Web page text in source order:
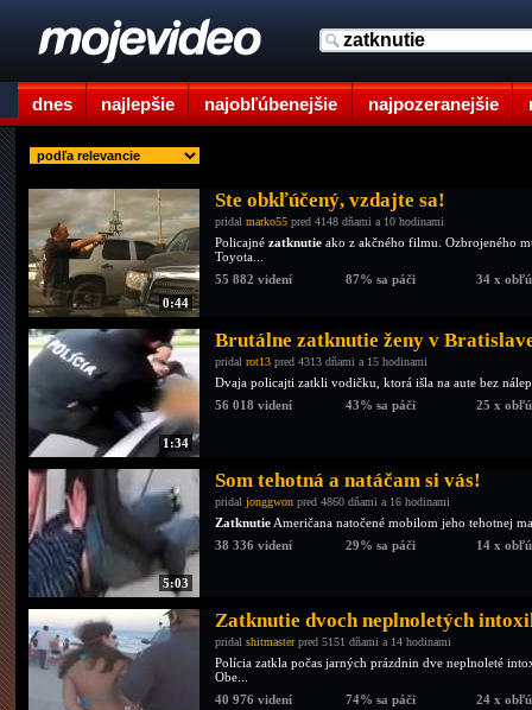
dnes najlepšie najobľúbenejšie najpozeranejšie
0:44
Ste obkľúčený, vzdajte sa!
pridal marko55 pred 4148 dňami a 10 hodinami
Policajné zatknutie ako z akčného filmu. Ozbrojeného
Toyota...
55 882 videní
87% sa páči 34 x
1:34
Brutálne zatknutie ženy v
pridal rot13 pred 4313 dňami a 15 hodinami
Dvaja policajti zatkli vodičku, ktorá išla na aute bez
56 018 videní
43% sa páči 25 x
5:03
Som tehotná a natáčam si vás!
pridal jonggwon pred 4860 dňami a 16 hodinami
Zatknutie Američana natočené mobilom jeho tehotnej
38 336 videní
29% sa páči 14 x
Zatknutie dvoch neplnoletých
pridal shitmasterpred 5151 dňami a 14 hodinami
Polícia zatkla počas jarných prázdnin dve neplnoleté
Obe...
40 976 videní
74% sa páči 24 x